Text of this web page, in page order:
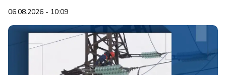
06.08.2026 - 10:09